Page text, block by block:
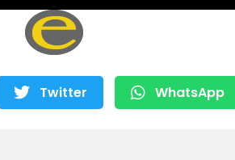
Twitter WhatsApp